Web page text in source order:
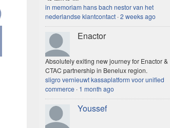
in memoriam hans bach nestor van het
nederlandse klantcontact ·2 weeks ago
Enactor
Absolutely exiting new journey for Enactor &
CTAC partnership in Benelux region.
sligro vernieuwt kassaplatform voor unified
commerce · 1 month ago
Youssef